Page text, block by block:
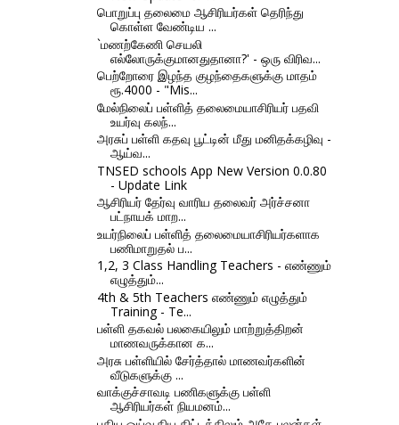
பொறுப்பு தலைமை ஆசிரியர்கள் தெரிந்து
கொள்ள வேண்டிய ...
`மணற்கேணி செயலி
எல்லோருக்குமானதுதானா?' - ஒரு விரிவ...
பெற்றோரை இழந்த குழந்தைகளுக்கு மாதம்
ரூ.4000 - "Mis...
மேல்நிலைப் பள்ளித் தலைமையாசிரியர் பதவி
உயர்வு கலந்...
அரசுப் பள்ளி கதவு பூட்டின் மீது மனிதக்கழிவு -
ஆய்வ...
TNSED schools App New Version 0.0.80
- Update Link
ஆசிரியர் தேர்வு வாரிய தலைவர் அர்ச்சனா
பட்நாயக் மாற...
உயர்நிலைப் பள்ளித் தலைமையாசிரியர்களாக
பணிமாறுதல் ப...
1,2, 3 Class Handling Teachers - எண்ணும்
எழுத்தும்...
4th & 5th Teachers எண்ணும் எழுத்தும்
Training - Te...
பள்ளி தகவல் பலகையிலும் மாற்றுத்திறன்
மாணவருக்கான க...
அரசு பள்ளியில் சேர்த்தால் மாணவர்களின்
வீடுகளுக்கு ...
வாக்குச்சாவடி பணிகளுக்கு பள்ளி
ஆசிரியர்கள் நியமனம்...